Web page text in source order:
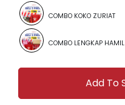
COMBO KOKO ZURIAT
COMBO LENGKAP HAMIL